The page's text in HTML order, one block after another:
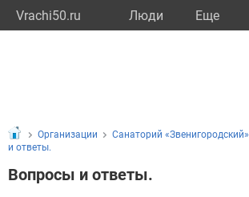
Vrachi50.ru Люди Eще
Организации Санаторий «Звенигородский»
и ответы.
Вопросы и ответы.